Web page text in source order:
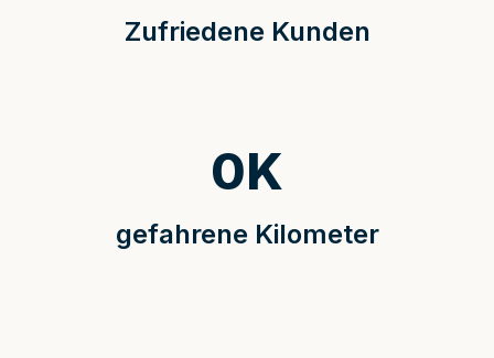
Zufriedene Kunden
gefahrene Kilometer
0K